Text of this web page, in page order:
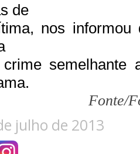
de
nos
semelhante
Fonte/
julho de 2013